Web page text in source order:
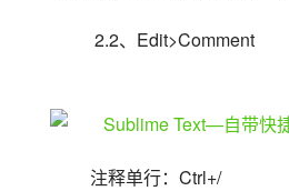
  2.2、Edit>Comment
注释单行：Ctrl+/